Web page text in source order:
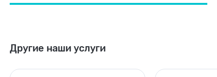
Другие наши услуги